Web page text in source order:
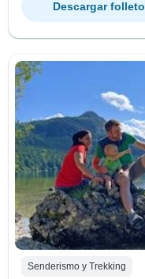
Descargar folleto
Senderismo y Trekking